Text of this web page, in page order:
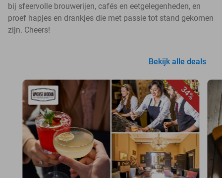
bij sfeervolle brouwerijen, cafés en eetgelegenheden, en
proef hapjes en drankjes die met passie tot stand gekomen
zijn. Cheers!
Bekijk alle deals
34%